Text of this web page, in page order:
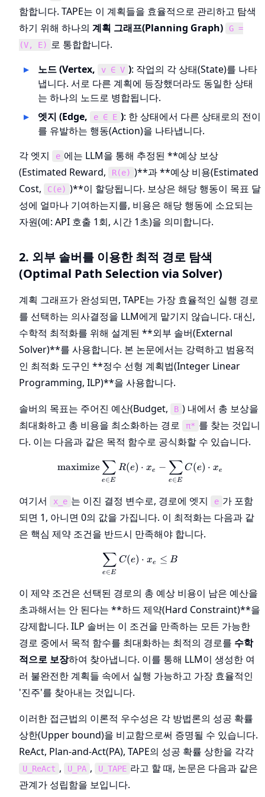
함합니다. TAPE는 이 계획들을 효율적으로 관리하고 탐색
하기 위해 하나의 계획 그래프(Planning Graph)
G =
(V, E) 로 통합합니다.
노드 (Vertex,
v ∈ V ): 작업의 각 상태(State)를 나타
냅니다. 서로 다른 계획에 등장했더라도 동일한 상태
는 하나의 노드로 병합됩니다.
엣지 (Edge,
e ∈ E ): 한 상태에서 다른 상태로의 전이
를 유발하는 행동(Action)을 나타냅니다.
각 엣지
e 에는 LLM을 통해 추정된 **예상 보상
(Estimated Reward,
R(e) )**과 **예상 비용(Estimated
Cost,
C(e) )**이 할당됩니다. 보상은 해당 행동이 목표 달
성에 얼마나 기여하는지를, 비용은 해당 행동에 소요되는
자원(예: API 호출 1회, 시간 1초)을 의미합니다.
2. 외부 솔버를 이용한 최적 경로 탐색
(Optimal Path Selection via Solver)
계획 그래프가 완성되면, TAPE는 가장 효율적인 실행 경로
를 선택하는 의사결정을 LLM에게 맡기지 않습니다. 대신,
수학적 최적화를 위해 설계된 **외부 솔버(External
Solver)**를 사용합니다. 본 논문에서는 강력하고 범용적
인 최적화 도구인 **정수 선형 계획법(Integer Linear
Programming, ILP)**을 사용합니다.
솔버의 목표는 주어진 예산(Budget,
B ) 내에서 총 보상을
최대화하고 총 비용을 최소화하는 경로
π* 를 찾는 것입니
다. 이는 다음과 같은 목적 함수로 공식화할 수 있습니다.
\text{maximize} \sum_{e
maximize
e∈E
∑ R(e) ⋅ xe −
e∈E
∑ C(e) ⋅ xe
여기서 x_e 는 이진 결정 변수로, 경로에 엣지 e 가 포함
되면 1, 아니면 0의 값을 가집니다. 이 최적화는 다음과 같
은 핵심 제약 조건을 반드시 만족해야 합니다.
\sum_{e \in E} C(e) \cdot
e∈E
∑ C(e) ⋅ xe ≤ B
이 제약 조건은 선택된 경로의 총 예상 비용이 남은 예산을
초과해서는 안 된다는 **하드 제약(Hard Constraint)**을
강제합니다. ILP 솔버는 이 조건을 만족하는 모든 가능한
경로 중에서 목적 함수를 최대화하는 최적의 경로를 수학
적으로 보장하여 찾아냅니다. 이를 통해 LLM이 생성한 여
러 불완전한 계획들 속에서 실행 가능하고 가장 효율적인
'진주'를 찾아내는 것입니다.
이러한 접근법의 이론적 우수성은 각 방법론의 성공 확률
상한(Upper bound)을 비교함으로써 증명될 수 있습니다.
ReAct, Plan-and-Act(PA), TAPE의 성공 확률 상한을 각각
U_ReAct , U_PA , U_TAPE 라고 할 때, 논문은 다음과 같은
관계가 성립함을 보입니다.